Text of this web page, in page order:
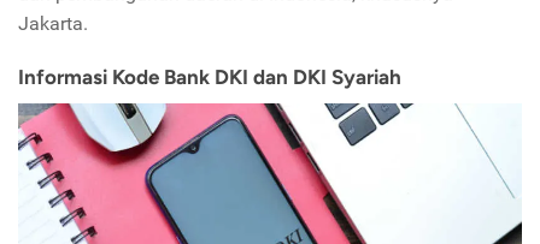
Jakarta.
Informasi Kode Bank DKI dan DKI Syariah